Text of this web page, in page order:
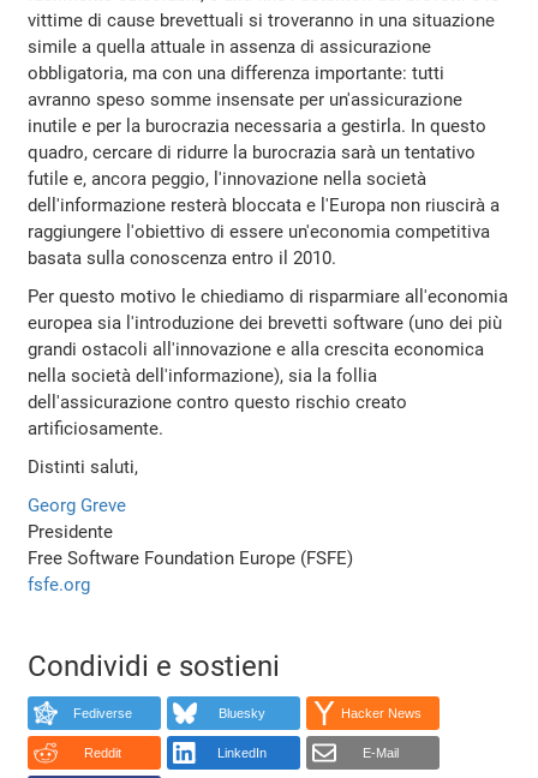
vittime di cause brevettuali si troveranno in una situazione
simile a quella attuale in assenza di assicurazione
obbligatoria, ma con una differenza importante: tutti
avranno speso somme insensate per un'assicurazione
inutile e per la burocrazia necessaria a gestirla. In questo
quadro, cercare di ridurre la burocrazia sarà un tentativo
futile e, ancora peggio, l'innovazione nella società
dell'informazione resterà bloccata e l'Europa non riuscirà a
raggiungere l'obiettivo di essere un'economia competitiva
basata sulla conoscenza entro il 2010.
Per questo motivo le chiediamo di risparmiare all'economia
europea sia l'introduzione dei brevetti software (uno dei più
grandi ostacoli all'innovazione e alla crescita economica
nella società dell'informazione), sia la follia
dell'assicurazione contro questo rischio creato
artificiosamente.
Distinti saluti,
Georg Greve
Presidente
Free Software Foundation Europe (FSFE)
fsfe.org
Condividi e sostieni
Fediverse Bluesky Hacker News
Reddit LinkedIn E-Mail